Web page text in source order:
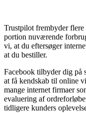
Trustpilot frembyder flere
portion nuværende
vi, at du eftersøger
at du bestiller.
Facebook tilbyder dig på
at få kendskab til online
mange internet firmaer
evaluering af
tidligere kunders